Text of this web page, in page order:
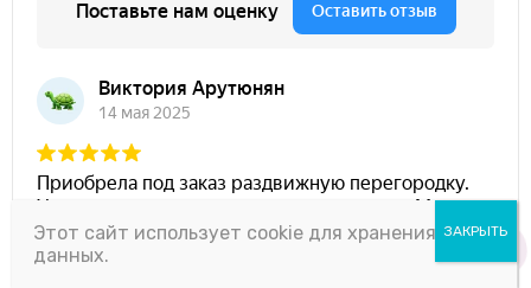
Этот сайт использует cookie для хранения
данных.